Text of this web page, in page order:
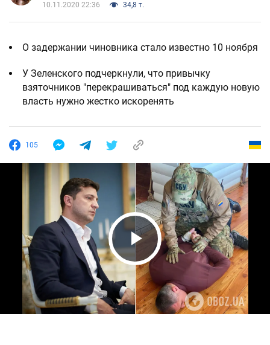
10.11.2020 22:36 34,8 т.
О задержании чиновника стало известно 10 ноября
У Зеленского подчеркнули, что привычку
взяточников "перекрашиваться" под каждую новую
власть нужно жестко искоренять
105
Play Video